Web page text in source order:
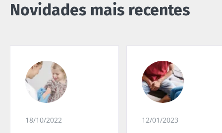
Novidades mais recentes
18/10/2022 12/01/2023